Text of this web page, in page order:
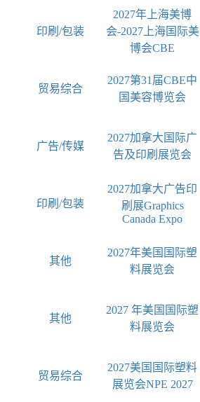
印刷/包装
2027年上海美博
会-2027上海国际美
博会CBE
贸易综合
2027第31届CBE中
国美容博览会
广告/传媒
2027加拿大国际广
告及印刷展览会
印刷/包装
2027加拿大广告印
刷展Graphics
Canada Expo
其他
2027年美国国际塑
料展览会
其他
2027 年美国国际塑
料展览会
贸易综合
2027美国国际塑料
展览会NPE 2027